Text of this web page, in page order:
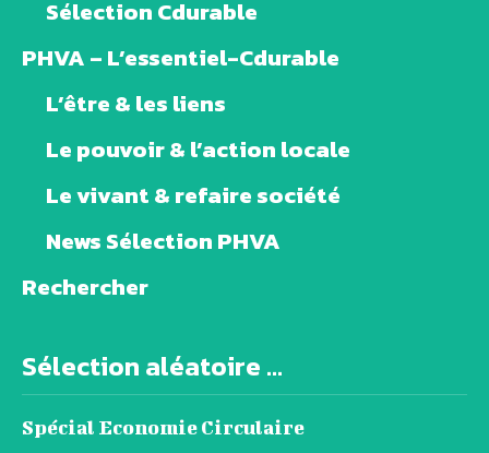
Sélection Cdurable
PHVA – L’essentiel-Cdurable
L’être & les liens
Le pouvoir & l’action locale
Le vivant & refaire société
News Sélection PHVA
Rechercher
Sélection aléatoire ...
Spécial Economie Circulaire